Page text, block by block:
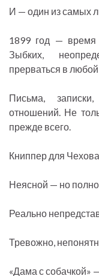
И — один из самых
1899 год — время
Зыбких,
прерваться в
Письма,
отношений. Не
прежде всего.
Книппер для
Неясной — но
Реально
Тревожно,
«Дама с собачкой»